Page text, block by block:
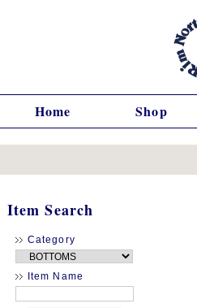
Home Shop
Item Search
Category
Item Name